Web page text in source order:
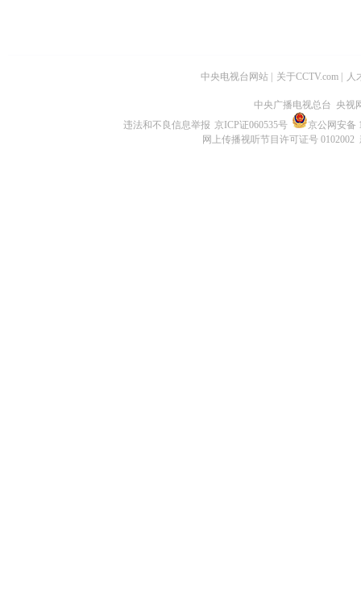
中央电视台网站 关于CCTV.com 人
中央广播电视总台 央视
违法和不良信息举报 京ICP证060535号
京公网安备
网上传播视听节目许可证号 0102002